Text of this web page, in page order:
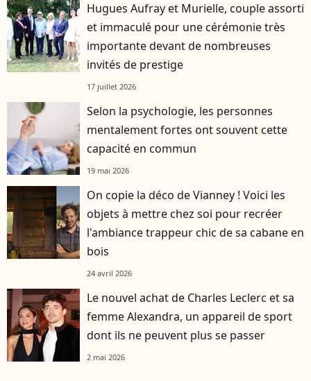
Hugues Aufray et Murielle, couple assorti
et immaculé pour une cérémonie très
importante devant de nombreuses
invités de prestige
17 juillet 2026
Selon la psychologie, les personnes
mentalement fortes ont souvent cette
capacité en commun
19 mai 2026
On copie la déco de Vianney ! Voici les
objets à mettre chez soi pour recréer
l'ambiance trappeur chic de sa cabane en
bois
24 avril 2026
Le nouvel achat de Charles Leclerc et sa
femme Alexandra, un appareil de sport
dont ils ne peuvent plus se passer
2 mai 2026